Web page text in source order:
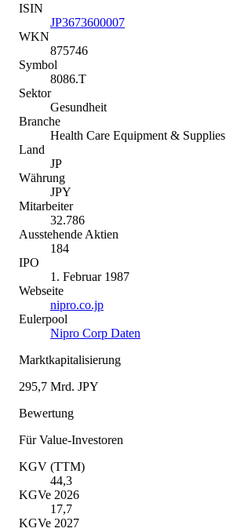
ISIN
JP3673600007
WKN
875746
Symbol
8086.T
Sektor
Gesundheit
Branche
Health Care Equipment & Supplies
Land
JP
Währung
JPY
Mitarbeiter
32.786
Ausstehende Aktien
184
IPO
1. Februar 1987
Webseite
nipro.co.jp
Eulerpool
Nipro Corp Daten
Marktkapitalisierung
295,7 Mrd. JPY
Bewertung
Für Value-Investoren
KGV (TTM)
44,3
KGVe 2026
17,7
KGVe 2027